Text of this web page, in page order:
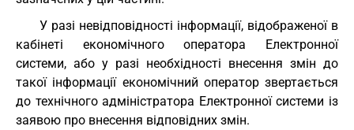
У разі невідповідності інформації, відображеної в
кабінеті економічного оператора Електронної
системи, або у разі необхідності внесення змін до
такої інформації економічний оператор звертається
до технічного адміністратора Електронної системи із
заявою про внесення відповідних змін.